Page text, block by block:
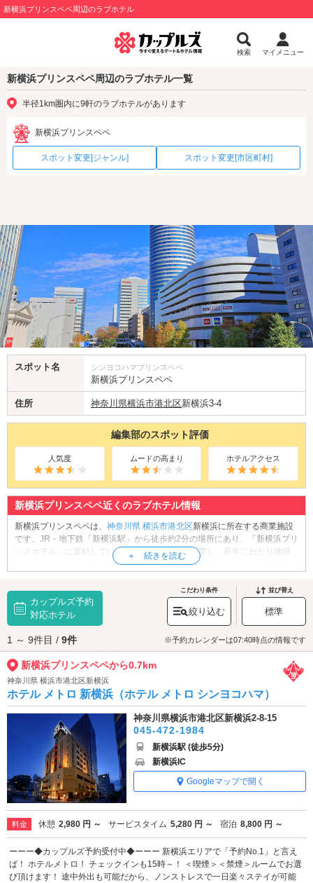
新横浜プリンスペペ周辺のラブホテル
検索 マイメニュー
新横浜プリンスペペ周辺のラブホテル一覧
半径1km圏内に9軒のラブホテルがあります
新横浜プリンスペペ
スポット変更[ジャンル] スポット変更[市区町村]
スポット名 シンヨコハマプリンスペペ
新横浜プリンスペペ
住所 神奈川県横浜市港北区新横浜3-4
編集部のスポット評価
人気度 ムードの高まり ホテルアクセス
新横浜プリンスペペ近くのラブホテル情報
新横浜プリンスペペは、 神奈川県 横浜市港北区新横浜に所在する商業施設
です。JR・地下鉄「新横浜駅」から徒歩約2分の場所にあり、「新横浜プリ
ンスホテル」に直結しています。1992年3月に開業し、長年にわたり地域
住民や観光客に親しまれてきましたが、2027年をもって営業終了を予定し
専門店のほか、レストランやカフェなど多彩なテナントが揃っています。
特に地下1階の食品売り場は「ちょっとしたデパ地下のよう」と評判で、食
料品の買い物やお土産探しにも便利です。新横浜エリアへ訪れた際は、ぜ
ひ立ち寄ってみてはいかがでしょうか。
新横浜プリンスペペへは、
新横浜エリアのラブホテルからもアクセスが便
利です。
カップルズ予約
対応ホテル
こだわり条件
絞り込む
並び替え
標準
1 ～ 9件目 / 9件 ※予約カレンダーは07:40時点の情報です
新横浜プリンスペペから0.7km
神奈川県 横浜市港北区新横浜
ホテル メトロ 新横浜（ホテル メトロ シンヨコハマ）
神奈川県横浜市港北区新横浜2-8-15
045-472-1984
新横浜駅 (徒歩5分)
新横浜IC
Googleマップで開く
料金 休憩 2,980 円 ～ サービスタイム 5,280 円 ～ 宿泊 8,800 円 ～
ーーー◆カップルズ予約受付中◆ーーー 新横浜エリアで「予約No.1」と言え
ば！ ホテルメトロ！ チェックインも15時～！ ＜喫煙＞＜禁煙＞ルームでお選
び頂けます！ 途中外出も可能だから、ノンストレスで一日楽々ステイが可能